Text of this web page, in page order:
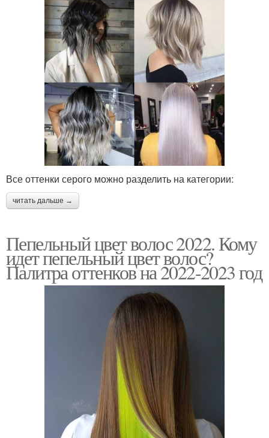
Все оттенки серого можно разделить на категории:
читать дальше →
Пепельный цвет волос 2022. Кому
идет пепельный цвет волос?
Палитра оттенков на 2022-2023 год